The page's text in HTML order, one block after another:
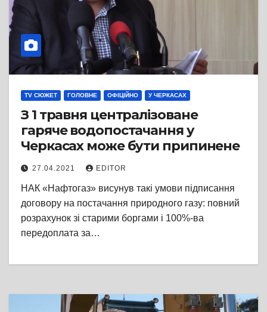
TV СЮЖЕТ ГОЛОВНЕ ОФІЦІЙНО У ЧЕРКАСАХ
З 1 травня централізоване
гаряче водопостачання у
Черкасах може бути припинене
27.04.2021 EDITOR
НАК «Нафтогаз» висунув такі умови підписання
договору на постачання природного газу: повний
розрахунок зі старими боргами і 100%-ва
передоплата за…